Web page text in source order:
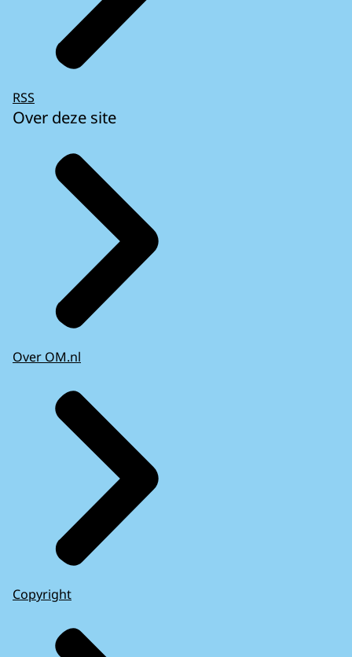
RSS
Over deze site
Over OM.nl
Copyright